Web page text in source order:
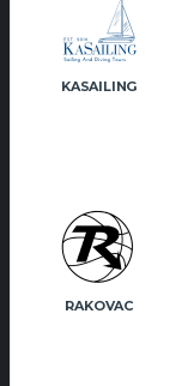
KASAILING
RAKOVAC